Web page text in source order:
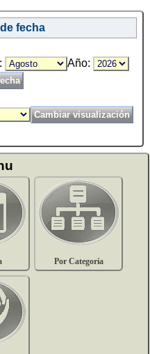
fecha
Año:
Por Categoría